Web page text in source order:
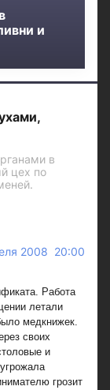
и
в
цех по
2008 20:00
Работа
летали
медкнижек.
своих
и
грозит